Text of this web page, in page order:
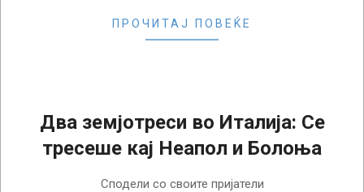
ПРОЧИТАЈ ПОВЕЌЕ
Два земјотреси во Италија: Се
тресеше кај Неапол и Болоња
Сподели со своите пријатели